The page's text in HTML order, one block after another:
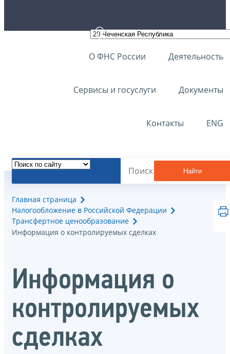
О ФНС России Деятельность
Сервисы и госуслуги Документы
Контакты ENG
Найти
Главная страница
Налогообложение в Российской Федерации
Трансфертное ценообразование
Информация о контролируемых сделках
Информация о
контролируемых
сделках